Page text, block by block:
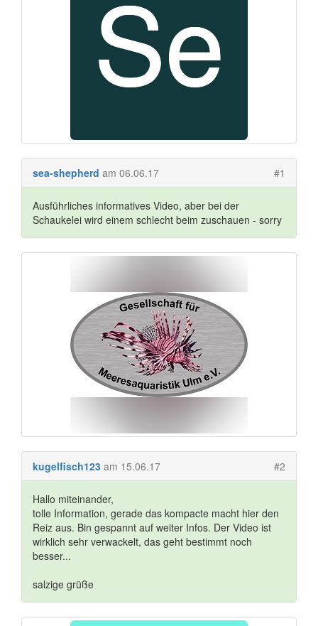
sea-shepherd am 06.06.17 #1
Ausführliches informatives Video, aber bei der
Schaukelei wird einem schlecht beim zuschauen - sorry
kugelfisch123 am 15.06.17 #2
Hallo miteinander,
tolle Information, gerade das kompacte macht hier den
Reiz aus. Bin gespannt auf weiter Infos. Der Video ist
wirklich sehr verwackelt, das geht bestimmt noch
besser...
salzige grüße